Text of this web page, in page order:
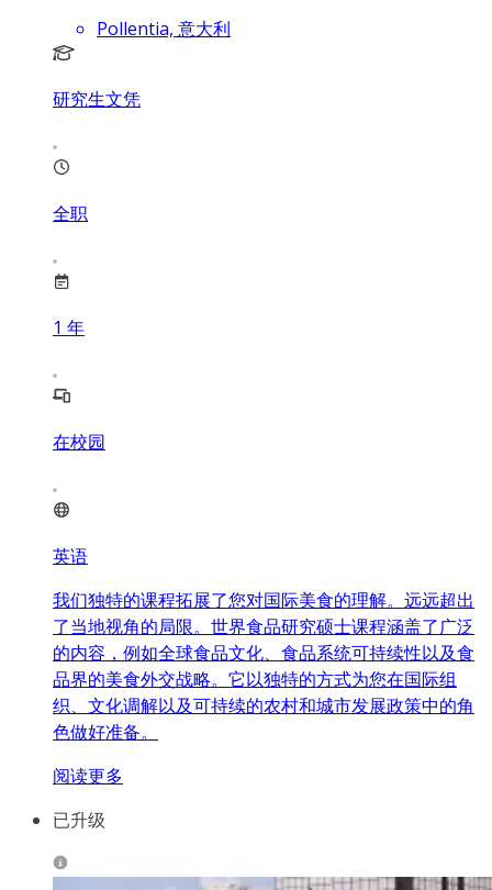
Pollentia, 意大利
研究生文凭
全职
1 年
在校园
英语
我们独特的课程拓展了您对国际美食的理解。远远超出
了当地视角的局限。世界食品研究硕士课程涵盖了广泛
的内容，例如全球食品文化、食品系统可持续性以及食
品界的美食外交战略。它以独特的方式为您在国际组
织、文化调解以及可持续的农村和城市发展政策中的角
色做好准备。
阅读更多
已升级